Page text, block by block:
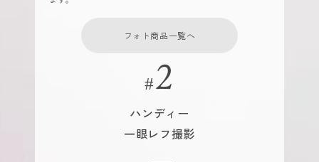
フォト商品一覧へ
ハンディー
一眼レフ撮影